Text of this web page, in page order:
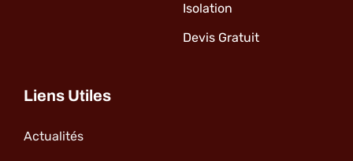
Isolation
Devis Gratuit
Liens Utiles
Actualités